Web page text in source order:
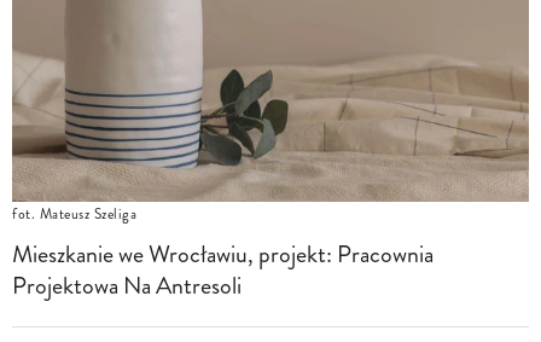
fot. Mateusz Szeliga
Mieszkanie we Wrocławiu, projekt: Pracownia
Projektowa Na Antresoli